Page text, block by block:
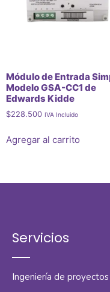
Módulo de Entrada
Modelo GSA-CC1 de
Edwards Kidde
$228.500 IVA Incluido
Agregar al carrito
Servicios
Ingeniería de proyectos